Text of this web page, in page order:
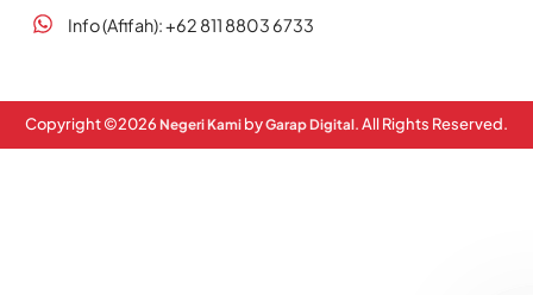
Info (Afifah): +62 811 8803 6733
Copyright ©2026 Negeri Kami byGarap Digital. All Rights Reserved.